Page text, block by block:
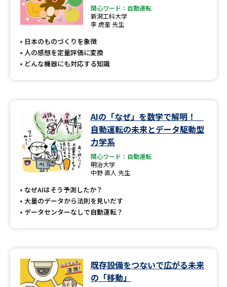
専門学校の資料請求 大学院の資料請求
留学・進学関連、塾・予備校
大学入学共通テスト「受験上の
高等学校（情報）教員資格認定
大学研究
大学で学べる内容や特徴を調べる
データサイエンス特集 奨学金・特待生制度特集
関心ワード：自動運転
新潟工科大学
李 虎奎 先生
日本のものづくりを象徴
人の感想を定量評価に変換
どんな機器にも対応する知識
AIの「なぜ」を数学で解明！
自動運転の未来とデータ駆動型
力学系
関心ワード：自動運転
明治大学
中野 直人 先生
なぜAIはそう予測したか？
大量のデータから法則を見いだす
データセンターなしで自動運転？
既存設備をつないで広がる未来
の「移動」